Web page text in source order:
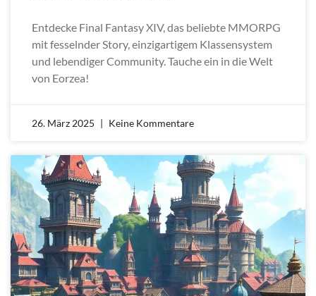
Entdecke Final Fantasy XIV, das beliebte MMORPG
mit fesselnder Story, einzigartigem Klassensystem
und lebendiger Community. Tauche ein in die Welt
von Eorzea!
26. März 2025 Keine Kommentare